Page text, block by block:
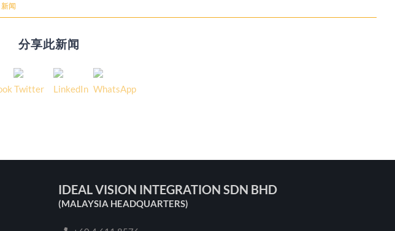
新闻
分享此新闻
IDEAL VISION INTEGRATION SDN BHD
(MALAYSIA HEADQUARTERS)